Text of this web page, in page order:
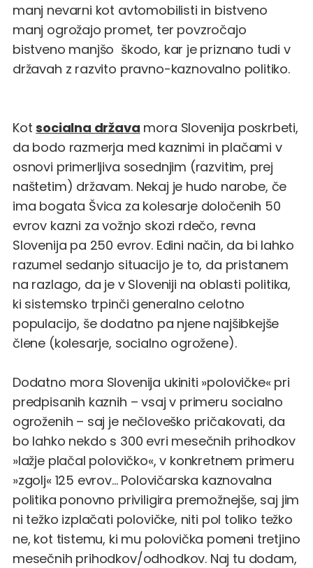
manj nevarni kot avtomobilisti in bistveno
manj ogrožajo promet, ter povzročajo
bistveno manjšo škodo, kar je priznano tudi v
državah z razvito pravno-kaznovalno politiko.
Kotsocialna država mora Slovenija poskrbeti,
da bodo razmerja med kaznimi in plačami v
osnovi primerljiva sosednjim (razvitim, prej
naštetim) državam. Nekaj je hudo narobe, če
ima bogata Švica za kolesarje določenih 50
evrov kazni za vožnjo skozi rdečo, revna
Slovenija pa 250 evrov. Edini način, da bi lahko
razumel sedanjo situacijo je to, da pristanem
na razlago, da je v Sloveniji na oblasti politika,
ki sistemsko trpinči generalno celotno
populacijo, še dodatno pa njene najšibkejše
člene (kolesarje, socialno ogrožene).
Dodatno mora Slovenija ukiniti »polovičke« pri
predpisanih kaznih – vsaj v primeru socialno
ogroženih – saj je nečloveško pričakovati, da
bo lahko nekdo s 300 evri mesečnih prihodkov
»lažje plačal polovičko«, v konkretnem primeru
»zgolj« 125 evrov... Polovičarska kaznovalna
politika ponovno priviligira premožnejše, saj jim
ni težko izplačati polovičke, niti pol toliko težko
ne, kot tistemu, ki mu polovička pomeni tretjino
mesečnih prihodkov/odhodkov. Naj tu dodam,